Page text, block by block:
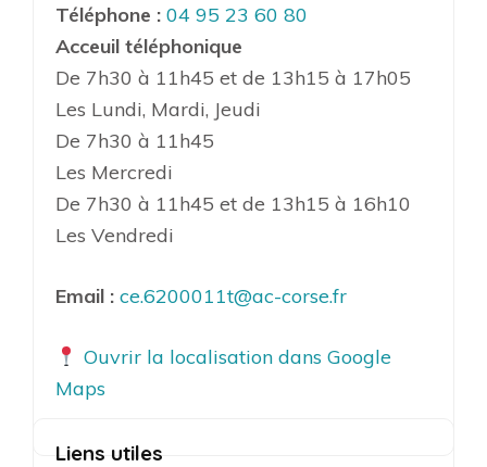
Téléphone : 04 95 23 60 80
Acceuil téléphonique
De 7h30 à 11h45 et de 13h15 à 17h05
Les Lundi, Mardi, Jeudi
De 7h30 à 11h45
Les Mercredi
De 7h30 à 11h45 et de 13h15 à 16h10
Les Vendredi
Email : ce.6200011t@ac-corse.fr
Ouvrir la localisation dans Google
Maps
Liens utiles